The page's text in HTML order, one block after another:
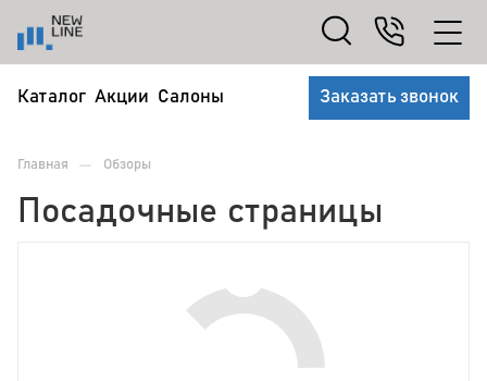
Каталог Акции Салоны Заказать звонок
Главная — Обзоры
Посадочные страницы